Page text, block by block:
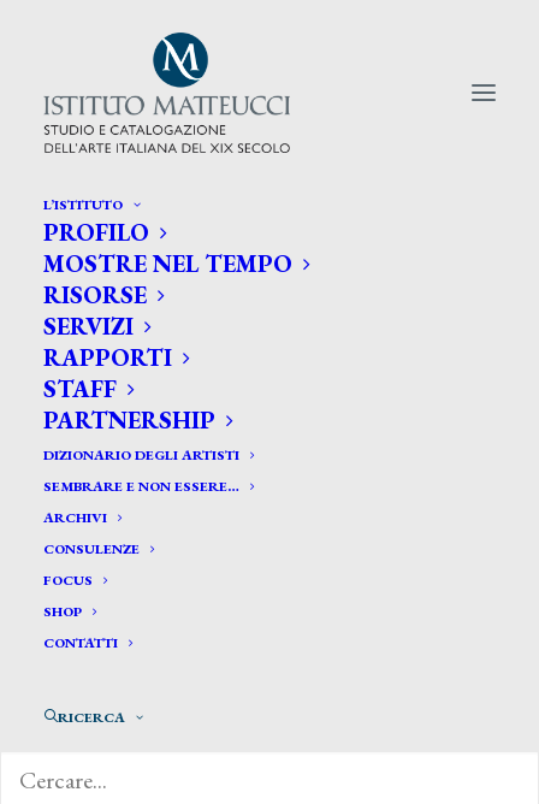
L’ISTITUTO
PROFILO
MOSTRE NEL TEMPO
RISORSE
SERVIZI
RAPPORTI
STAFF
PARTNERSHIP
DIZIONARIO DEGLI ARTISTI
SEMBRARE E NON ESSERE…
ARCHIVI
CONSULENZE
FOCUS
SHOP
CONTATTI
RICERCA
CERCA TRA GLI ARTISTI:
Search
for:
Albanesi Giuseppe